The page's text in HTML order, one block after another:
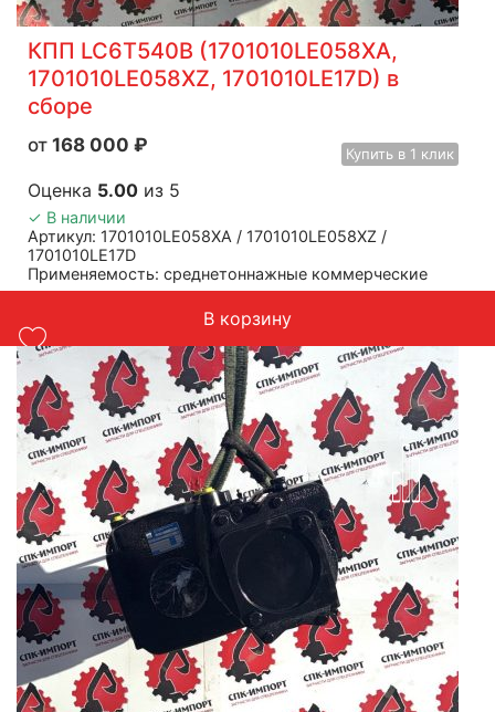
КПП LC6T540B (1701010LE058XA,
1701010LE058XZ, 1701010LE17D) в
сборе
168 000 ₽ Купить в 1 клик
Оценка 5.00 из 5
✓ В наличии
Артикул: 1701010LE058XA / 1701010LE058XZ /
1701010LE17D
Применяемость: среднетоннажные коммерческие
грузовики JAC N75, JAC N80, JAC N90
В корзину